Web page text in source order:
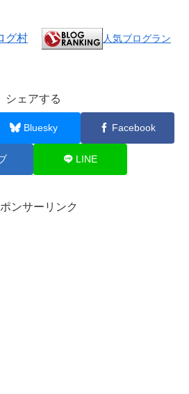
グ村
人気ブログラン
シェアする
Bluesky Facebook
LINE
ンサーリンク